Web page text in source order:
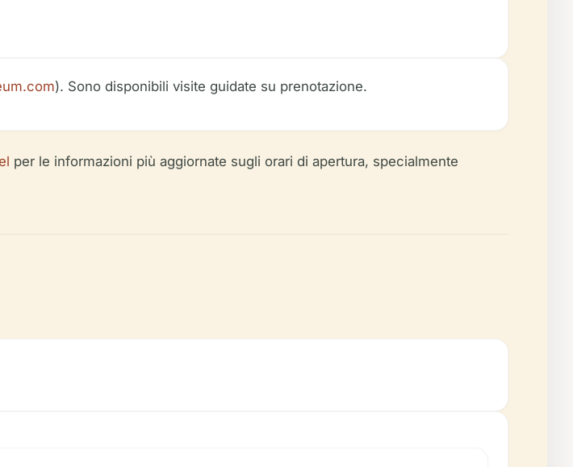
). Sono disponibili visite guidate su prenotazione.
per le informazioni più aggiornate sugli orari di apertura, specialmente